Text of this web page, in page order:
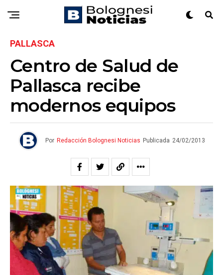
PALLASCA
Centro de Salud de
Pallasca recibe
modernos equipos
Por Redacción Bolognesi Noticias Publicada 24/02/2013